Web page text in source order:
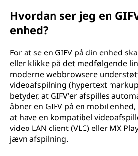
Hvordan ser jeg en
enhed?
For at se en GIFV på din enhed
eller klikke på det medfølgende
moderne webbrowsere
videoafspilning (hypertext
betyder, at GIFV'er afspilles
åbner en GIFV på en mobil
at have en kompatibel
video LAN client (VLC) eller MX
jævn afspilning.